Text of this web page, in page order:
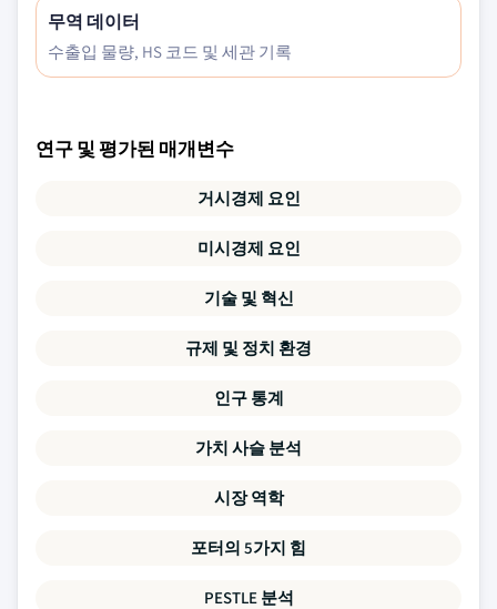
무역 데이터
수출입 물량, HS 코드 및 세관 기록
연구 및 평가된 매개변수
거시경제 요인
미시경제 요인
기술 및 혁신
규제 및 정치 환경
인구 통계
가치 사슬 분석
시장 역학
포터의 5가지 힘
PESTLE 분석